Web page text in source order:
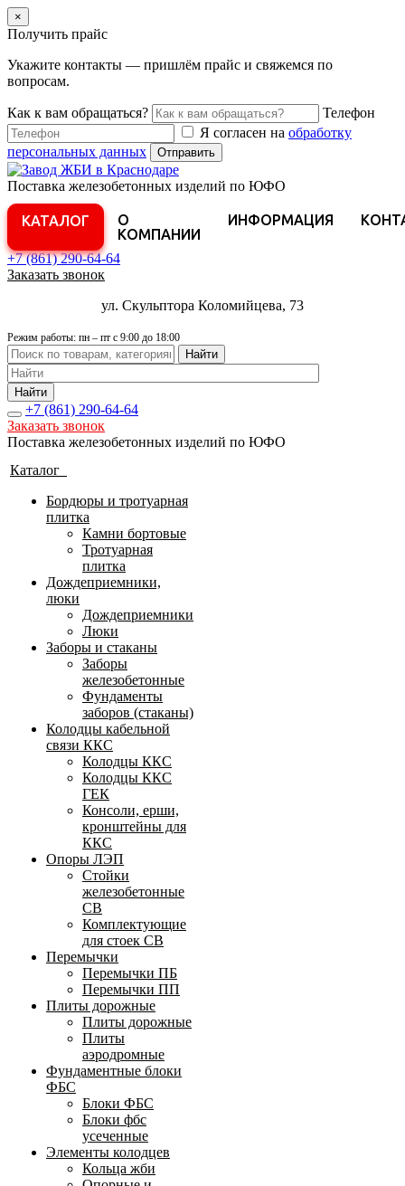
×
Получить прайс
Укажите контакты — пришлём прайс и свяжемся по
вопросам.
Как к вам обращаться?
Телефон
Я согласен на обработку
персональных данных
Отправить
Поставка железобетонных изделий по ЮФО
КАТАЛОГ
О
КОМПАНИИ
ИНФОРМАЦИЯ
+7 (861)290-64-64
Заказать звонок
ул. Скульптора Коломийцева, 73
Режим работы: пн – пт с 9:00 до 18:00
Найти
Найти
+7 (861) 290-64-64
Заказать звонок
Поставка железобетонных изделий по ЮФО
Каталог
Бордюры и тротуарная
плитка
Камни бортовые
Тротуарная
плитка
Дождеприемники,
люки
Дождеприемники
Люки
Заборы и стаканы
Заборы
железобетонные
Фундаменты
заборов (стаканы)
Колодцы кабельной
связи ККС
Колодцы ККС
Колодцы ККС
ГЕК
Консоли, ерши,
кронштейны для
ККС
Опоры ЛЭП
Стойки
железобетонные
СВ
Комплектующие
для стоек СВ
Перемычки
Перемычки ПБ
Перемычки ПП
Плиты дорожные
Плиты дорожные
Плиты
аэродромные
Фундаментные блоки
ФБС
Блоки ФБС
Блоки фбс
усеченные
Элементы колодцев
Кольца жби